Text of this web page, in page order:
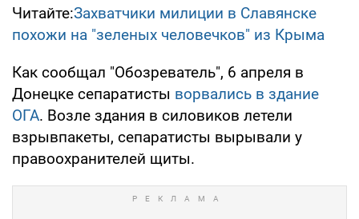
Читайте:Захватчики милиции в Славянске
похожи на "зеленых человечков" из Крыма
Как сообщал "Обозреватель", 6 апреля в
Донецке сепаратисты ворвались в здание
ОГА. Возле здания в силовиков летели
взрывпакеты, сепаратисты вырывали у
правоохранителей щиты.